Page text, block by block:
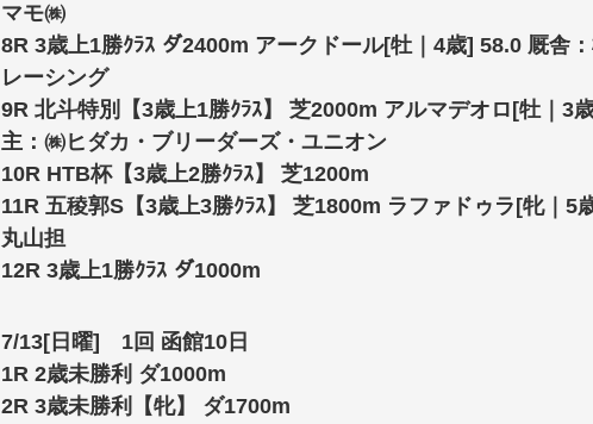
マモ㈱
8R 3歳上1勝ｸﾗｽ ダ2400m アークドール[牡｜4歳] 58.0 厩舎
レーシング
9R 北斗特別【3歳上1勝ｸﾗｽ】 芝2000m アルマデオロ[牡｜3
主：㈱ヒダカ・ブリーダーズ・ユニオン
10R HTB杯【3歳上2勝ｸﾗｽ】 芝1200m
11R 五稜郭S【3歳上3勝ｸﾗｽ】 芝1800m ラファドゥラ[牝｜5
丸山担
12R 3歳上1勝ｸﾗｽ ダ1000m
7/13[日曜] 1回 函館10日
1R 2歳未勝利 ダ1000m
2R 3歳未勝利【牝】 ダ1700m